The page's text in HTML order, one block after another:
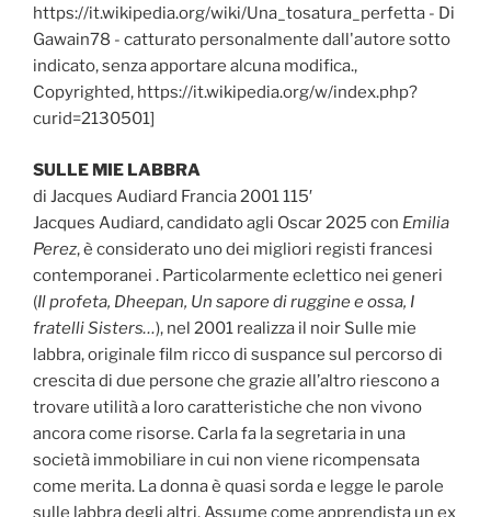
SULLE MIE LABBRA
di Jacques Audiard Francia 2001 115′
Jacques Audiard, candidato agli Oscar 2025 con Emilia
Perez, è considerato uno dei migliori registi francesi
contemporanei . Particolarmente eclettico nei generi
(Il profeta, Dheepan, Un sapore di ruggine e ossa, I
fratelli Sisters…), nel 2001 realizza il noir Sulle mie
labbra, originale film ricco di suspance sul percorso di
crescita di due persone che grazie all’altro riescono a
trovare utilità a loro caratteristiche che non vivono
ancora come risorse. Carla fa la segretaria in una
società immobiliare in cui non viene ricompensata
come merita. La donna è quasi sorda e legge le parole
sulle labbra degli altri. Assume come apprendista un ex